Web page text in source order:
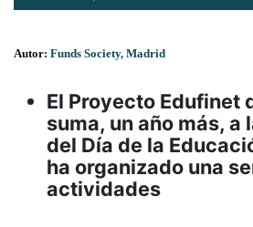
Autor: Funds Society, Madrid
El Proyecto Edufinet
suma, un año más,
del Día de la
ha organizado una
actividades